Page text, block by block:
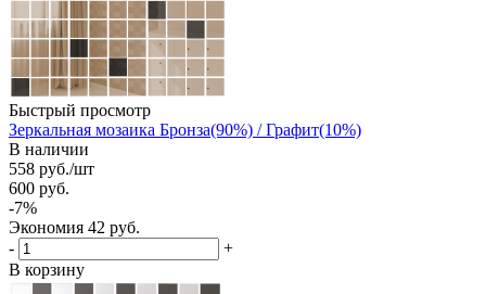
Быстрый просмотр
Зеркальная мозаика Бронза(90%) / Графит(10%)
В наличии
558 руб./шт
600 руб.
-7%
Экономия 42 руб.
-
+
В корзину